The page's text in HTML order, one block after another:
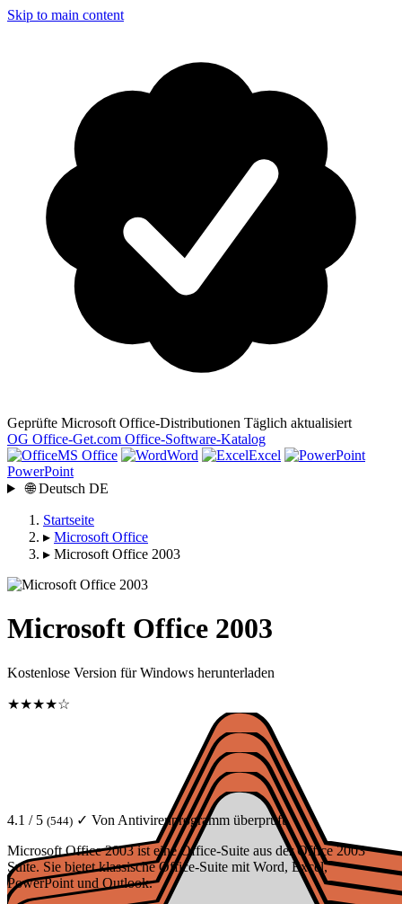
Skip to main content
Geprüfte Microsoft Office-Distributionen Täglich aktualisiert
OG Office-Get.com Office-Software-Katalog
MS Office
Word
Excel
PowerPoint
🌐 Deutsch DE
Startseite
▸ Microsoft Office
▸ Microsoft Office 2003
Microsoft Office 2003
Kostenlose Version für Windows herunterladen
★★★★☆
4.1 / 5 (544) ✓ Von Antivirenprogramm überprüft
Microsoft Office 2003 ist eine Office-Suite aus der Office 2003
Suite. Sie bietet klassische Office-Suite mit Word, Excel,
PowerPoint und Outlook.